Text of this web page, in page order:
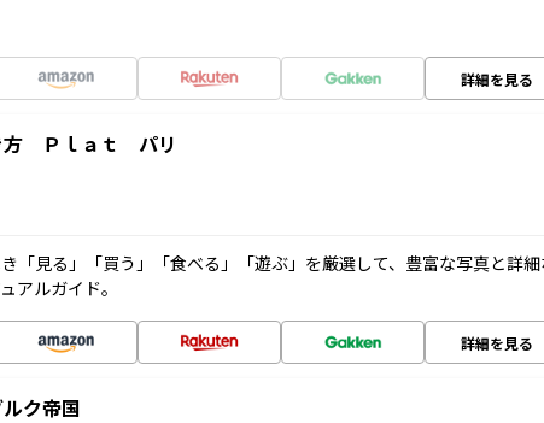
詳細を見る
方 Ｐｌａｔ パリ
「見る」「買う」「食べる」「遊ぶ」を厳選して、豊富な写真と詳細
アルガイド。
詳細を見る
ク帝国